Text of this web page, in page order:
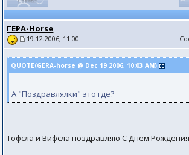
ГЕРА-Horse
19.12.2006, 11:00
QUOTE(GERA-horse @ Dec 19 2006, 10:03 AM)
А "Поздравлялки" это где?
Тофсла и Вифсла поздравляю С Днем